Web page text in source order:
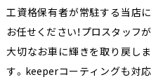
工資格保有者が常駐する当店に
お任せください！プロスタッフが
大切なお車に輝きを取り戻しま
す。keeperコーティングも対応